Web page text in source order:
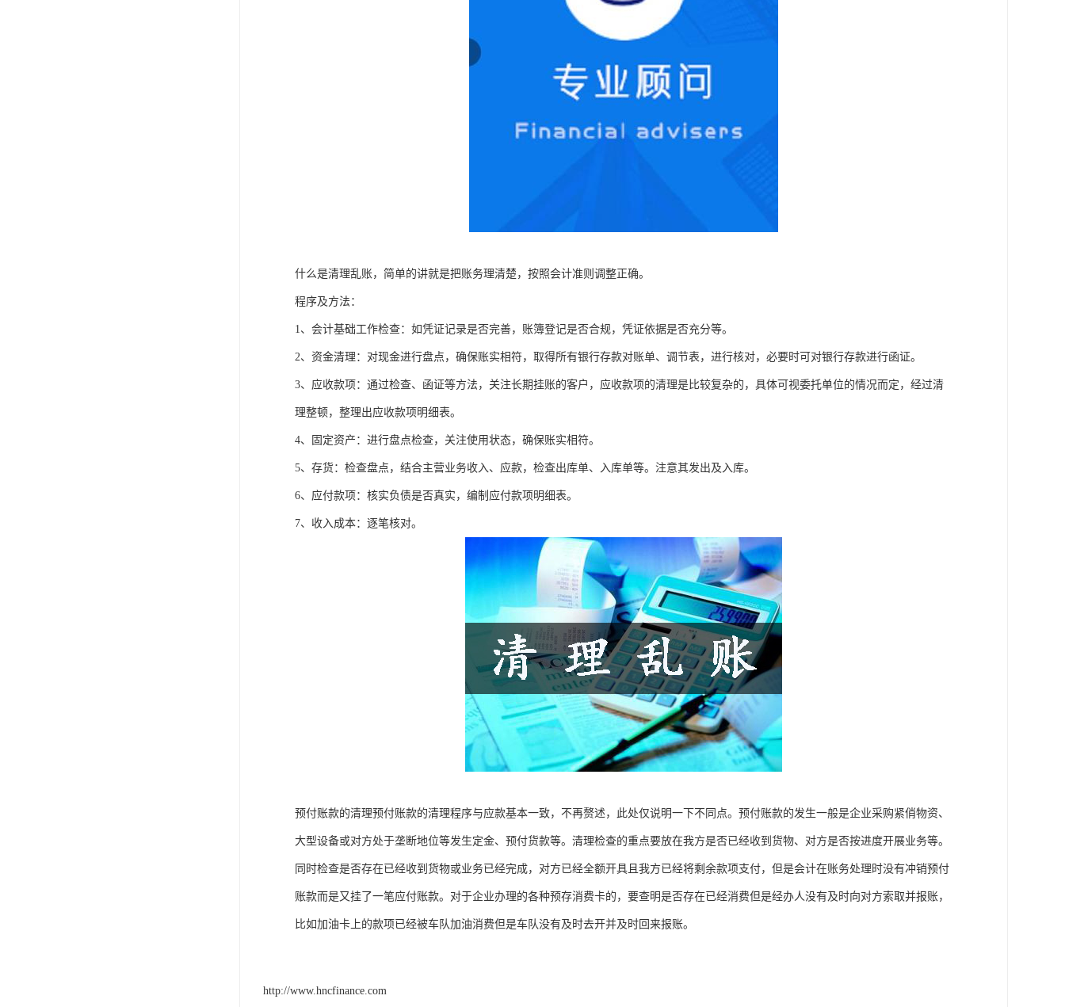
什么是清理乱账，简单的讲就是把账务理清楚，按照会计准则调整正确。
程序及方法：
1、会计基础工作检查：如凭证记录是否完善，账簿登记是否合规，凭证依据是否充分等。
2、资金清理：对现金进行盘点，确保账实相符，取得所有银行存款对账单、调节表，进行核对，必要时可对银行存款进行函证。
3、应收款项：通过检查、函证等方法，关注长期挂账的客户，应收款项的清理是比较复杂的，具体可视委托单位的情况而定，经过清
理整顿，整理出应收款项明细表。
4、固定资产：进行盘点检查，关注使用状态，确保账实相符。
5、存货：检查盘点，结合主营业务收入、应款，检查出库单、入库单等。注意其发出及入库。
6、应付款项：核实负债是否真实，编制应付款项明细表。
7、收入成本：逐笔核对。
预付账款的清理预付账款的清理程序与应款基本一致，不再赘述，此处仅说明一下不同点。预付账款的发生一般是企业采购紧俏物资、
大型设备或对方处于垄断地位等发生定金、预付货款等。清理检查的重点要放在我方是否已经收到货物、对方是否按进度开展业务等。
同时检查是否存在已经收到货物或业务已经完成，对方已经全额开具且我方已经将剩余款项支付，但是会计在账务处理时没有冲销预付
账款而是又挂了一笔应付账款。对于企业办理的各种预存消费卡的，要查明是否存在已经消费但是经办人没有及时向对方索取并报账，
比如加油卡上的款项已经被车队加油消费但是车队没有及时去开并及时回来报账。
http://www.hncfinance.com